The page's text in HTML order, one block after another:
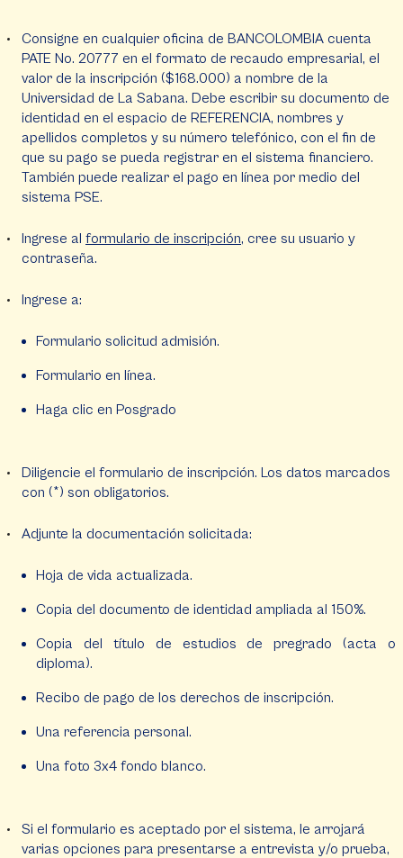
Consigne en cualquier oficina de BANCOLOMBIA cuenta
PATE No. 20777 en el formato de recaudo empresarial, el
valor de la inscripción ($168.000) a nombre de la
Universidad de La Sabana. Debe escribir su documento de
identidad en el espacio de REFERENCIA, nombres y
apellidos completos y su número telefónico, con el fin de
que su pago se pueda registrar en el sistema financiero.
También puede realizar el pago en línea por medio del
sistema PSE.
Ingrese al formulario de inscripción, cree su usuario y
contraseña.
Ingrese a:
Formulario solicitud admisión.
Formulario en línea.
Haga clic en Posgrado
Diligencie el formulario de inscripción. Los datos marcados
con (*) son obligatorios.
Adjunte la documentación solicitada:
Hoja de vida actualizada.
Copia del documento de identidad ampliada al 150%.
Copia del título de estudios de pregrado (acta o
diploma).
Recibo de pago de los derechos de inscripción.
Una referencia personal.
Una foto 3x4 fondo blanco.
Si el formulario es aceptado por el sistema, le arrojará
varias opciones para presentarse a entrevista y/o prueba,